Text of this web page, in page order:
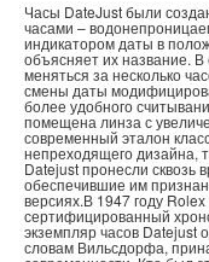
Часы DateJust были
часами –
индикатором даты в
объясняет их название.
меняться за несколько
смены даты
более удобного
помещена линза с
современный эталон
непреходящего дизайна,
Datejust пронесли сквозь
обеспечившие им
версиях.В 1947 году
сертифицированный
экземпляр часов Datejust
словам Вильсдорфа,